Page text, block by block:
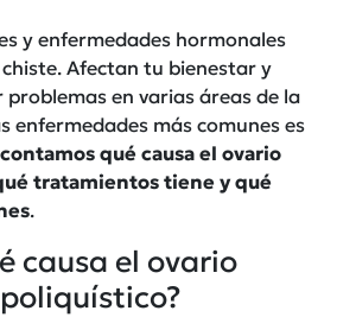
y enfermedades hormonales
Afectan tu bienestar y
problemas en varias áreas de la
enfermedades más comunes es
qué causa el ovario
tratamientos tiene y qué
.
causa el ovario
poliquístico?